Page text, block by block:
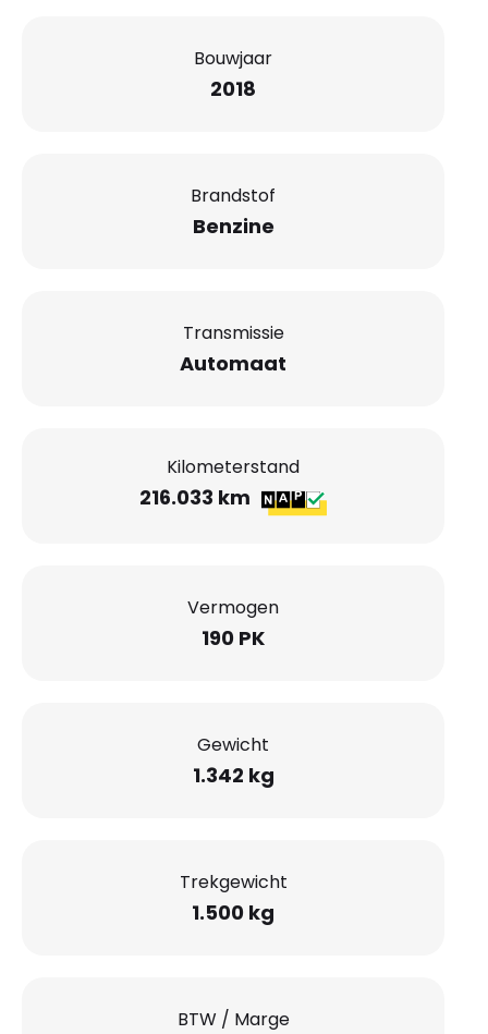
Bouwjaar
2018
Brandstof
Benzine
Transmissie
Automaat
Kilometerstand
216.033 km
Vermogen
190 PK
Gewicht
1.342 kg
Trekgewicht
1.500 kg
BTW / Marge